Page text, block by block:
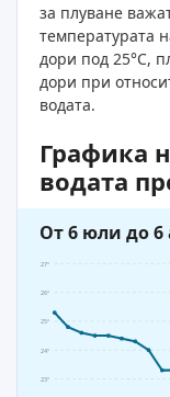
за плуване
температурата
дори под 25°C,
дори при
водата.
Графика
водата
От 6 юли до 6
23°
24°
25°
26°
27°